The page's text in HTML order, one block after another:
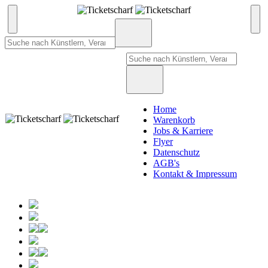
Home
Warenkorb
Jobs & Karriere
Flyer
Datenschutz
AGB's
Kontakt & Impressum